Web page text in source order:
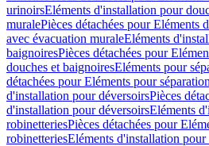
urinoirsEléments d'installation pour
muralePièces détachées pour Eléments
avec évacuation muraleEléments
baignoiresPièces détachées pour
douches et baignoiresEléments pour
détachées pour Eléments pour
d'installation pour déversoirsPièces
d'installation pour déversoirsEléments
robinetteriesPièces détachées pour
robinetteriesEléments d'installation